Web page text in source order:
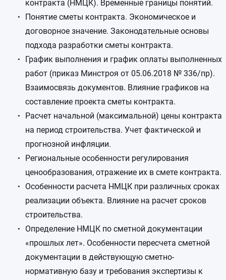
контракта (НМЦК). Временные границы понятий.
Понятие сметы контракта. Экономическое и
договорное значение. Законодательные основы
подхода разработки сметы контракта.
График выполнения и график оплаты выполненных
работ (приказ Минстроя от 05.06.2018 № 336/пр).
Взаимосвязь документов. Влияние графиков на
составление проекта сметы контракта.
Расчет начальной (максимальной) цены контракта
на период строительства. Учет фактической и
прогнозной инфляции.
Региональные особенности регулирования
ценообразования, отражение их в смете контракта.
Особенности расчета НМЦК при различных сроках
реализации объекта. Влияние на расчет сроков
строительства.
Определение НМЦК по сметной документации
«прошлых лет». Особенности пересчета сметной
документации в действующую сметно-
нормативную базу и требования экспертизы к